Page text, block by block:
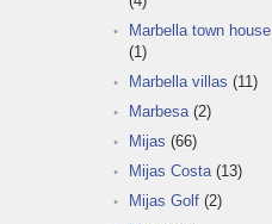
Marbella town house
(1)
Marbella villas (11)
Marbesa(2)
Mijas (66)
Mijas Costa(13)
Mijas Golf (2)